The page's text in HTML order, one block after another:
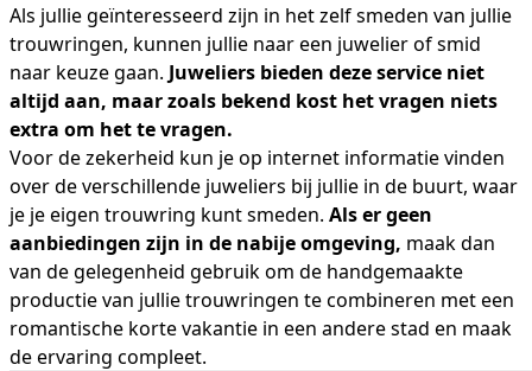
Als jullie geïnteresseerd zijn in het zelf smeden van jullie
trouwringen, kunnen jullie naar een juwelier of smid
naar keuze gaan. Juweliers bieden deze service niet
altijd aan, maar zoals bekend kost het vragen niets
extra om het te vragen.
Voor de zekerheid kun je op internet informatie vinden
over de verschillende juweliers bij jullie in de buurt, waar
je je eigen trouwring kunt smeden. Als er geen
aanbiedingen zijn in de nabije omgeving, maak dan
van de gelegenheid gebruik om de handgemaakte
productie van jullie trouwringen te combineren met een
romantische korte vakantie in een andere stad en maak
de ervaring compleet.